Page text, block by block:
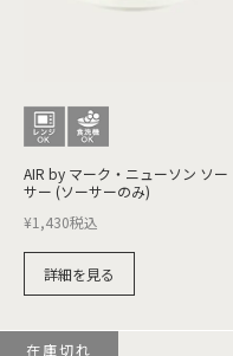
AIR by マーク・ニューソン ソー
サー (ソーサーのみ)
¥1,430税込
詳細を見る
在庫切れ